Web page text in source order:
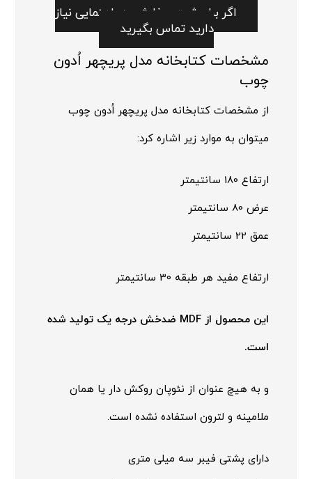
اگر برای ثبت سفارش به راهنمایی نیاز
دارید تماس بگیرید
مشخصات کتابخانه مدل پریچهر اُدون
چوب
از مشخصات کتابخانه مدل پریچهر اُدون چوب
میتوان به موارد زیر اشاره کرد:
ارتفاع 180 سانتیمتر
عرض 80 سانتیمتر
عمق 22 سانتیمتر
ارتفاع مفید هر طبقه 30 سانتیمتر
این محصول از MDF ضدخش درجه یک تولید شده
است.
و به هیچ عنوان از نئوپان روکش دار یا همان
ملامینه و لترون استفاده نشده است.
دارای پشتی فیبر سه میلی متری